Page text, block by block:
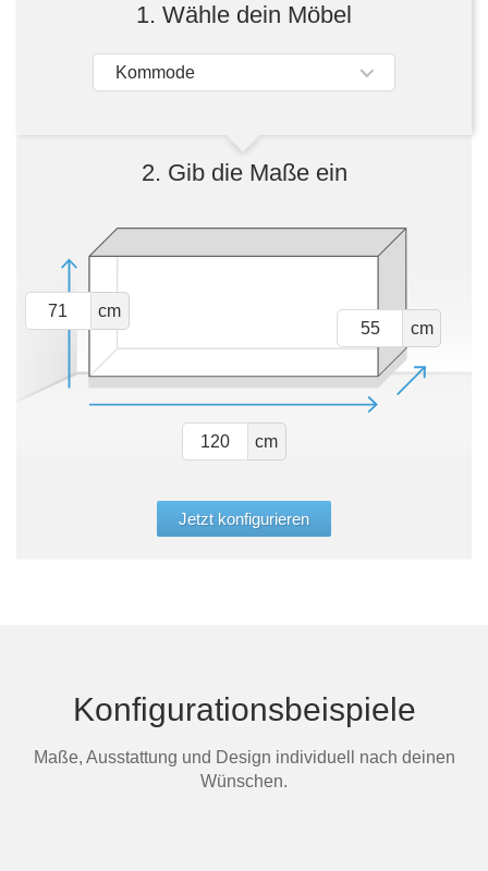
1. Wähle dein Möbel
Kommode
2. Gib die Maße ein
cm
cm
cm
Jetzt konfigurieren
Konfigurationsbeispiele
Maße, Ausstattung und Design individuell nach deinen
Wünschen.
Wandboards